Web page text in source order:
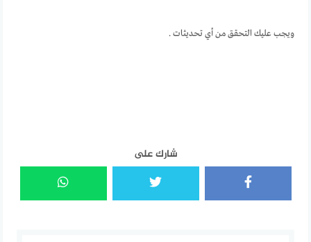
ويجب عليك التحقق من أي تحديثات .
شارك على